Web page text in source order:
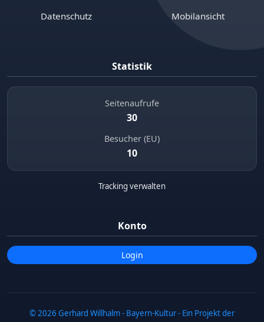
Datenschutz
Mobilansicht
Statistik
Seitenaufrufe
30
Besucher (EU)
10
Tracking verwalten
Konto
Login
© 2026 Gerhard Willhalm - Bayern-Kultur - Ein Projekt der